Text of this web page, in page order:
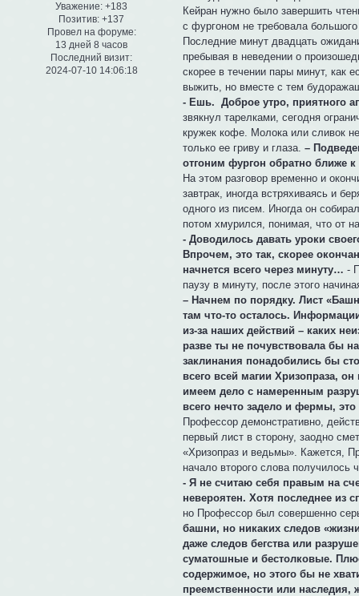
Уважение: +183
Позитив: +137
Провел на форуме:
13 дней 8 часов
Последний визит:
2024-07-10 14:06:18
Кейран нужно было завершить
с фургоном не требовала
Последние минут двадцать
пребывая в неведении о
скорее в течении пары минут, как
выжить, но вместе с тем
- Ешь. Доброе утро, приятного
звякнул тарелками, сегодня
кружек кофе. Молока или сливок
только ее гриву и глаза. –
отгоним фургон обратно ближе
На этом разговор временно и
завтрак, иногда встряхиваясь и
одного из писем. Иногда он
потом хмурился, понимая, что от
- Доводилось давать уроки
Впрочем, это так, скорее
начнется всего через минуту… -
паузу в минуту, после этого
– Начнем по порядку. Лист
там что-то осталось.
из-за наших действий – каких
разве ты не почувствовала бы
заклинания понадобились бы
всего всей магии Хризопраза,
имеем дело с намеренным
всего нечто задело и фермы,
Профессор демонстративно,
первый лист в сторону, заодно
«Хризопраз и ведьмы». Кажется,
начало второго слова получилось
- Я не считаю себя правым на
невероятен. Хотя последнее из
но Профессор был совершенно
башни, но никаких следов
даже следов бегства или
суматошные и бестолковые.
содержимое, но этого бы не
преемственности или